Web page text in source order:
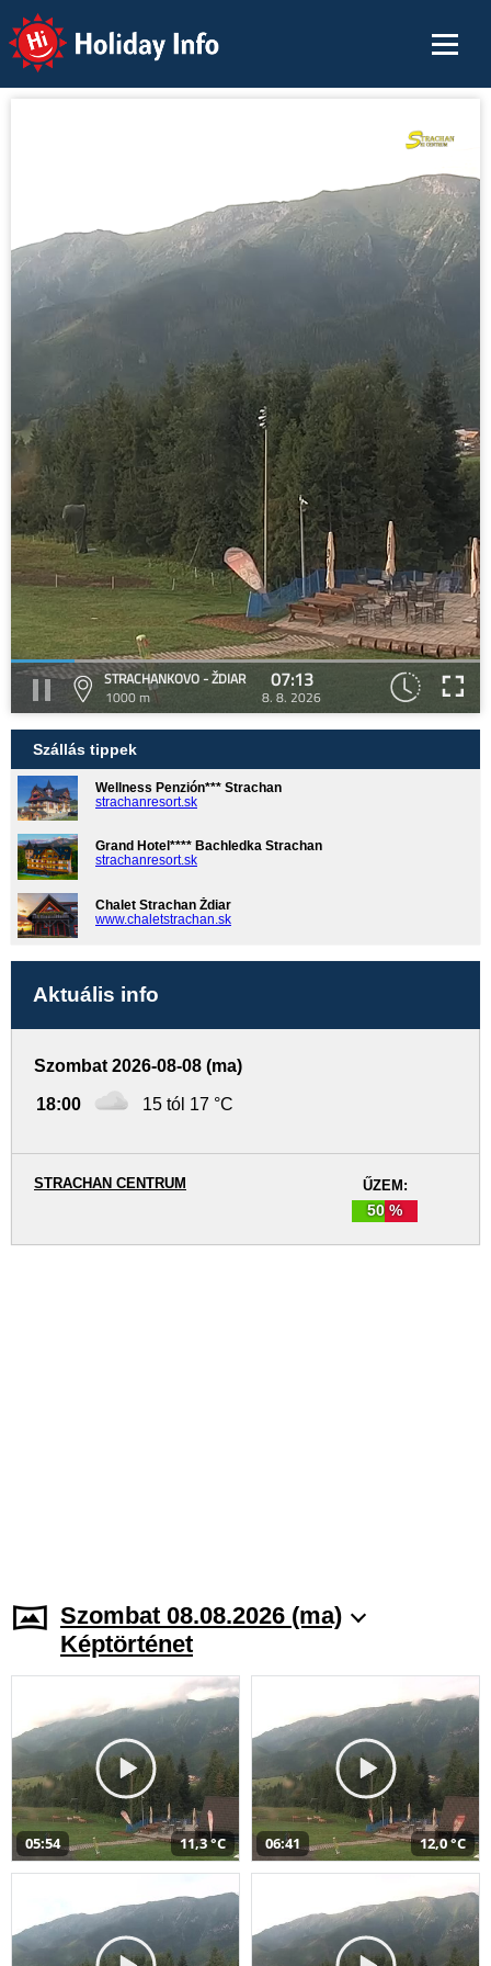
Holiday Info
STRACHANKOVO - ŽDIAR
1000 m
07:13
8. 8. 2026
Szállás tippek
Wellness Penzión*** Strachan
strachanresort.sk
Grand Hotel**** Bachledka Strachan
strachanresort.sk
Chalet Strachan Ždiar
www.chaletstrachan.sk
Aktuális info
Szombat 2026-08-08 (ma)
18:00 15 tól 17 °C
ŰZEM:
50 %
STRACHAN CENTRUM
Szombat 08.08.2026 (ma)
Képtörténet
05:54 11,3 °C 06:41 12,0 °C